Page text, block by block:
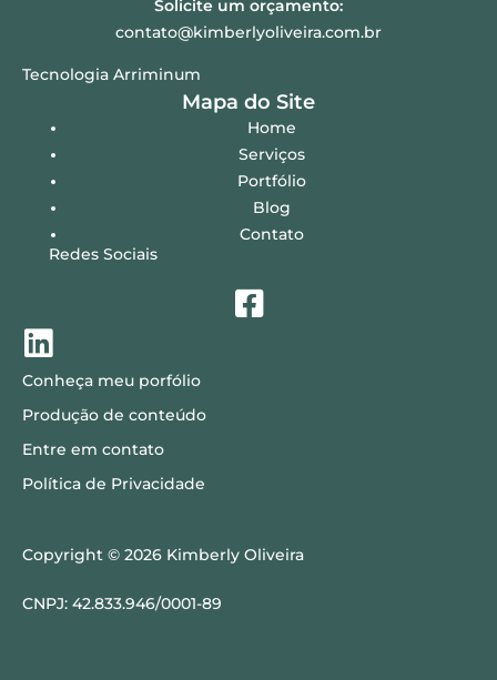
Solicite um orçamento:
contato@kimberlyoliveira.com.br
Tecnologia Arriminum
Mapa do Site
Home
Serviços
Portfólio
Blog
Contato
Redes Sociais
Conheça meu porfólio
Produção de conteúdo
Entre em contato
Política de Privacidade
Copyright © 2026 Kimberly Oliveira
CNPJ: 42.833.946/0001-89